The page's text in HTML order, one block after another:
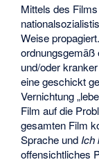
Mittels des
Weise
ordnungsgemäß
und/oder
eine geschickt
Vernichtung
Film auf die
gesamten Film
Sprache und Ich
offensichtliches